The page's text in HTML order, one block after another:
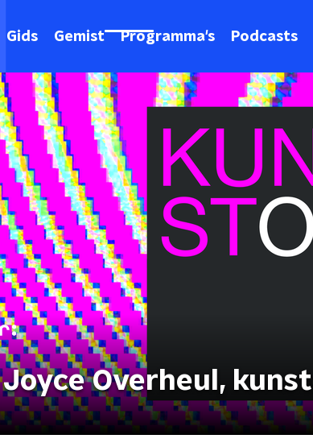
Gids Gemist Programma's Podcasts
Overheul,